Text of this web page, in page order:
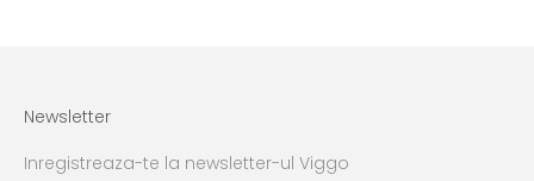
Newsletter
Inregistreaza-te la newsletter-ul Viggo